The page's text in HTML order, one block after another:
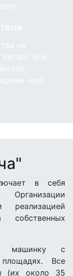
в себя
Организации
реализацией
собственных
машинку с
Все
(их около 35